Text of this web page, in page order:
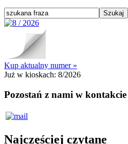
Kup aktualny numer »
Już w kioskach: 8/2026
Pozostań z nami w kontakcie
Najczęściej czytane